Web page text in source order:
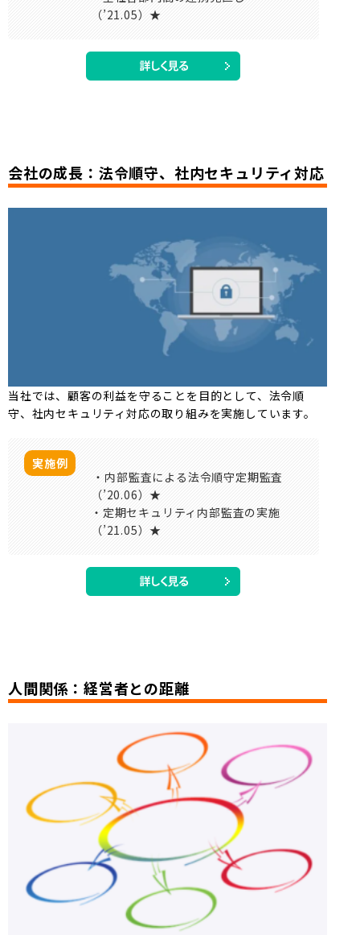
（’21.05）★
会社の成長：法令順守、社内セキュリティ対応
当社では、顧客の利益を守ることを目的として、法令順
守、社内セキュリティ対応の取り組みを実施しています。
実施例
・内部監査による法令順守定期監査
（’20.06）★
・定期セキュリティ内部監査の実施
（’21.05）★
人間関係：経営者との距離